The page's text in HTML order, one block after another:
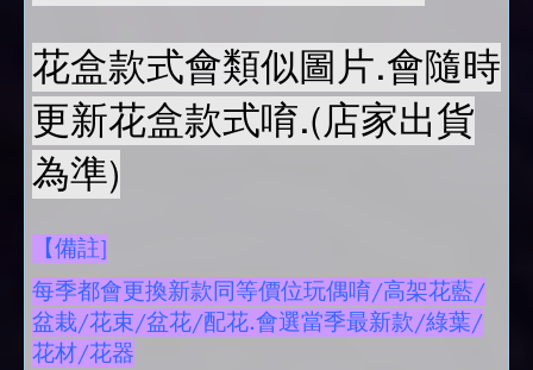
花盒款式會類似圖片.會隨時
更新花盒款式唷.(店家出貨
為準)
【備註]
每季都會更換新款同等價位玩偶唷/高架花藍/
盆栽/花束/盆花/配花.會選當季最新款/綠葉/
花材/花器